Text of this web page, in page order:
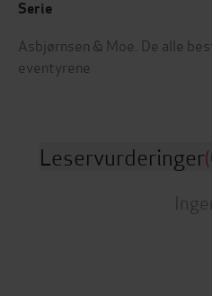
Serie
Asbjørnsen & Moe. De alle
eventyrene
Leservurderinger